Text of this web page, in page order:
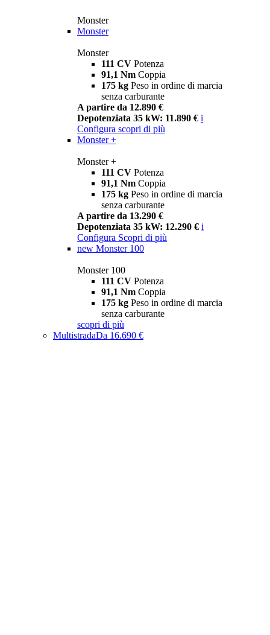
Monster
Monster
Monster
111 CV Potenza
91,1 Nm Coppia
175 kg Peso in ordine di marcia
senza carburante
A partire da 12.890 €
Depotenziata 35 kW: 11.890 € i
Configura scopri di più
Monster +
Monster +
111 CV Potenza
91,1 Nm Coppia
175 kg Peso in ordine di marcia
senza carburante
A partire da 13.290 €
Depotenziata 35 kW: 12.290 € i
Configura Scopri di più
new Monster 100
Monster 100
111 CV Potenza
91,1 Nm Coppia
175 kg Peso in ordine di marcia
senza carburante
scopri di più
MultistradaDa 16.690 €